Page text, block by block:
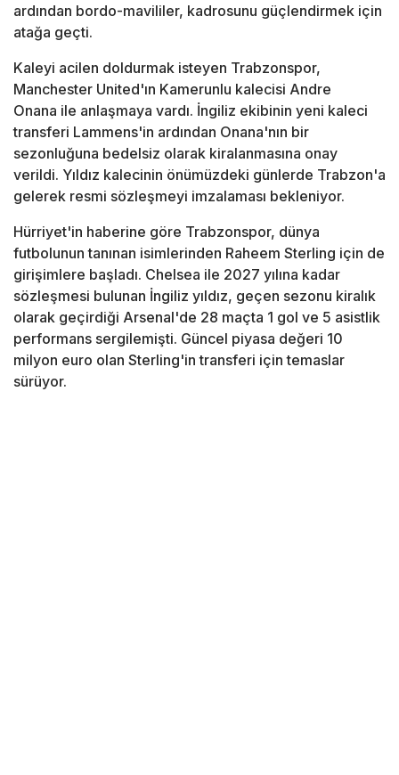
ardından bordo-mavililer, kadrosunu güçlendirmek için
atağa geçti.
Kaleyi acilen doldurmak isteyen Trabzonspor,
Manchester United'ın Kamerunlu kalecisi Andre
Onana ile anlaşmaya vardı. İngiliz ekibinin yeni kaleci
transferi Lammens'in ardından Onana'nın bir
sezonluğuna bedelsiz olarak kiralanmasına onay
verildi. Yıldız kalecinin önümüzdeki günlerde Trabzon'a
gelerek resmi sözleşmeyi imzalaması bekleniyor.
Hürriyet'in haberine göre Trabzonspor, dünya
futbolunun tanınan isimlerinden Raheem Sterling için de
girişimlere başladı. Chelsea ile 2027 yılına kadar
sözleşmesi bulunan İngiliz yıldız, geçen sezonu kiralık
olarak geçirdiği Arsenal'de 28 maçta 1 gol ve 5 asistlik
performans sergilemişti. Güncel piyasa değeri 10
milyon euro olan Sterling'in transferi için temaslar
sürüyor.